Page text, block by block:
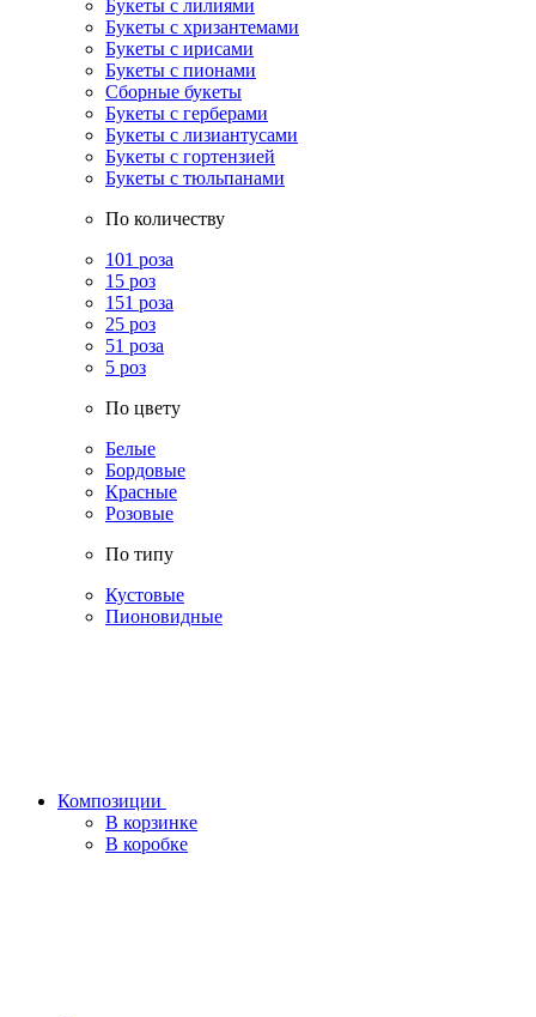
Букеты с лилиями
Букеты с хризантемами
Букеты с ирисами
Букеты с пионами
Сборные букеты
Букеты с герберами
Букеты с лизиантусами
Букеты с гортензией
Букеты с тюльпанами
По количеству
101 роза
15 роз
151 роза
25 роз
51 роза
5 роз
По цвету
Белые
Бордовые
Красные
Розовые
По типу
Кустовые
Пионовидные
Композиции
В корзинке
В коробке